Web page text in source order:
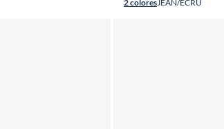
2 coloresJEAN/ECRU